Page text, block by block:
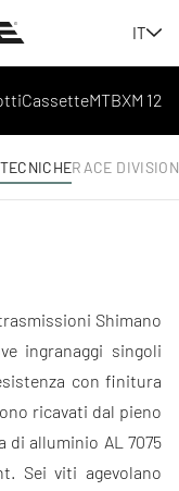
IT
CassetteMTBXM 12
RACE DIVISION
Shimano
ingranaggi singoli
con finitura
ricavati dal pieno
alluminio AL 7075
Sei viti agevolano